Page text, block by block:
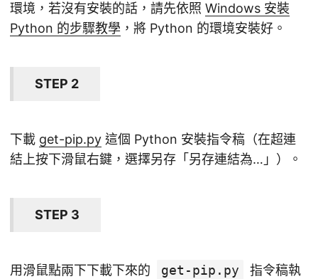
環境，若沒有安裝的話，請先依照 Windows 安裝
Python 的步驟教學 ，將 Python 的環境安裝好。
STEP 2
下載 get-pip.py 這個 Python 安裝指令稿（在超連
結上按下滑鼠右鍵，選擇另存「另存連結為…」）。
STEP 3
用滑鼠點兩下下載下來的 get-pip.py 指令稿執